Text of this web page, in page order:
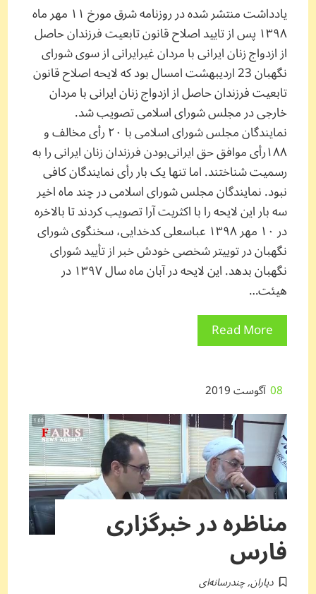
یادداشت منتشر شده در روزنامه شرق مورخ ۱۱ مهر ماه
۱۳۹۸ پس از تایید اصلاح قانون تابعیت فرزندان حاصل
از ازدواج زنان ایرانی با مردان غیرایرانی از سوی شورای
نگهبان 23 اردیبهشت امسال بود که لایحه‌ اصلاح قانون
تابعیت فرزندان حاصل از ازدواج زنان ایرانی با مردان
خارجی در مجلس شورای اسلامی تصویب شد.
نمایندگان مجلس شورای اسلامی با ۲۰ رأی مخالف و
۱۸۸رأی موافق حق ایرانی‌بودن فرزندان زنان ایرانی را به
رسمیت شناختند. اما تنها یک بار رأی نمایندگان کافی
نبود. نمایندگان مجلس شورای اسلامی در چند ماه اخیر
سه بار این لایحه را با اکثریت آرا تصویب کردند تا بالاخره
در ۱۰ مهر ۱۳۹۸ عباسعلی کدخدایی، سخنگوی شورای
نگهبان در تويیتر شخصی خودش خبر از تأیید شورای
نگهبان بدهد. این لایحه در آبان ماه سال ۱۳۹۷ در
هیئت…
Read More
08آگوست 2019
مناظره در خبرگزاری
فارس
دیاران,چندرسانه‌ای